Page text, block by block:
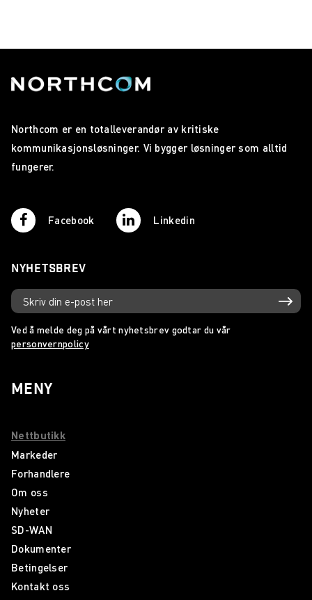
Northcom er en totalleverandør av kritiske
kommunikasjonsløsninger. Vi bygger løsninger som alltid
fungerer.
Facebook Linkedin
NYHETSBREV
Ved å melde deg på vårt nyhetsbrev godtar du vår
personvernpolicy
MENY
Nettbutikk
Markeder
Forhandlere
Om oss
Nyheter
SD-WAN
Dokumenter
Betingelser
Kontakt oss